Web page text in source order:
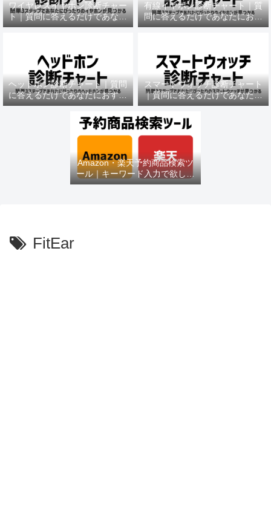
ワイヤレスイヤホン診断チャー
ト｜質問に答えるだけであなた
におすすめの機種がわかる
有線イヤホン診断チャート｜質
問に答えるだけであなたにおす
すめの機種がわかる
ヘッドホン診断チャート｜質問
に答えるだけであなたにおすす
めの機種がわかる
スマートウォッチ診断チャート
｜質問に答えるだけであなたに
おすすめの機種がわかる
Amazon・楽天予約商品検索ツ
ール｜キーワード入力で欲しい
商品を即チェック
FitEar